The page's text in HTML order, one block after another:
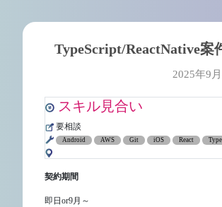
TypeScript/ReactNative案
2025年9
スキル見合い
要相談
Android AWS Git iOS React
契約期間
即日or9月～